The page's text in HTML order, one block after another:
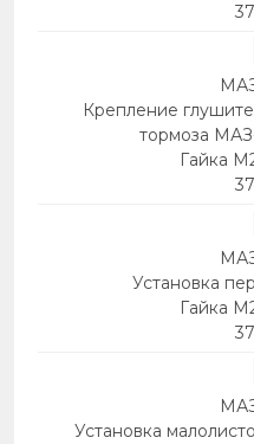
Крепление
тормоза МАЗ-
Гайка
Установка
Гайка
Установка